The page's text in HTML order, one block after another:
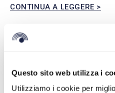
Questo sito web utilizza i
Utilizziamo i cookie per
CONTINUA A LEGGERE >